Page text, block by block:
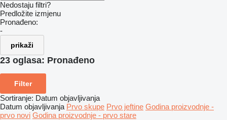
Nedostaju filtri?
Predložite izmjenu
Pronađeno:
-
prikaži
23 oglasa: Pronađeno
Filter
Sortiranje: Datum objavljivanja
Datum objavljivanja Prvo skupe Prvo jeftine Godina proizvodnje -
prvo novi Godina proizvodnje - prvo stare